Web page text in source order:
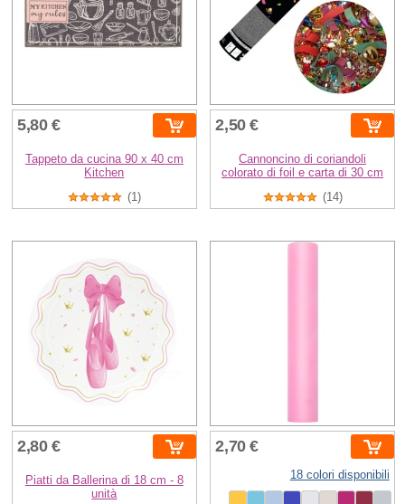
5,80 €
Tappeto da cucina 90 x 40 cm
Kitchen
(1)
2,50 €
Cannoncino di coriandoli
colorato di foil e carta di 30 cm
(14)
2,80 €
Piatti da Ballerina di 18 cm - 8
unità
2,70 €
18 colori disponibili